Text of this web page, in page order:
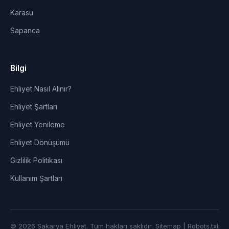
Karasu
Sapanca
Bilgi
Ehliyet Nasıl Alınır?
Ehliyet Şartları
Ehliyet Yenileme
Ehliyet Dönüşümü
Gizlilik Politikası
Kullanım Şartları
© 2026 Sakarya Ehliyet. Tüm hakları saklıdır. Sitemap Robots.txt